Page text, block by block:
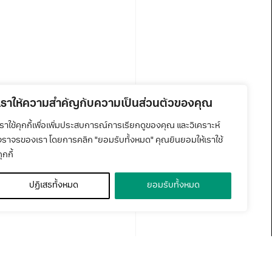
ราให้ความสำคัญกับความเป็นส่วนตัวของคุณ
ราใช้คุกกี้เพื่อเพิ่มประสบการณ์การเรียกดูของคุณ และวิเคราะห์
ราจรของเรา โดยการคลิก "ยอมรับทั้งหมด" คุณยินยอมให้เราใช้
กกี้
ปฏิเสธทั้งหมด ยอมรับทั้งหมด